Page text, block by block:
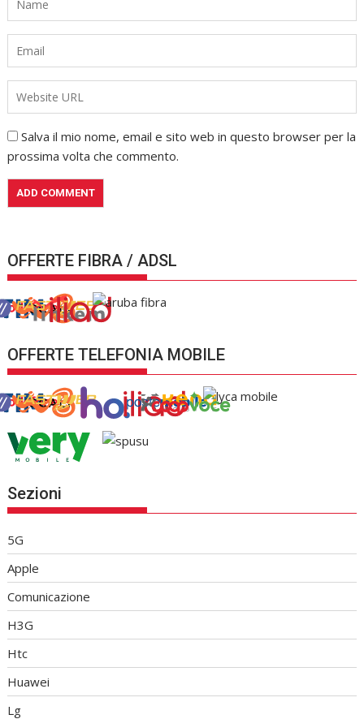
Salva il mio nome, email e sito web in questo browser per la
prossima volta che commento.
OFFERTE FIBRA / ADSL
OFFERTE TELEFONIA MOBILE
Sezioni
5G
Apple
Comunicazione
H3G
Htc
Huawei
Lg